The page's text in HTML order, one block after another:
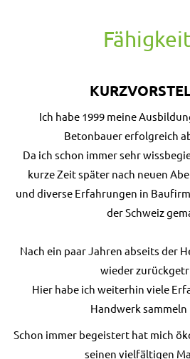
Ich habe 1999 meine
Betonbauer erfolgreich
Da ich schon immer sehr
kurze Zeit später nach neuen
und diverse Erfahrungen in
der Schweiz
Nach ein paar Jahren abseits der
wieder
Hier habe ich weiterhin viele
Handwerk sammeln
Schon immer begeistert hat mich
seinen vielfältigen